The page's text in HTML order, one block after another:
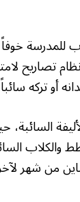
للمدرسة
تصاريح
أو تركه
والكلاب
من شهر